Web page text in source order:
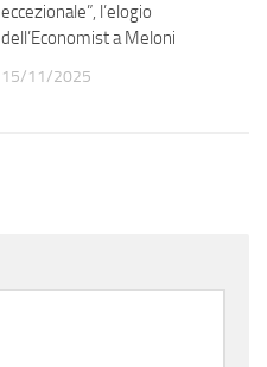
eccezionale”, l’elogio
dell’Economist a Meloni
15/11/2025